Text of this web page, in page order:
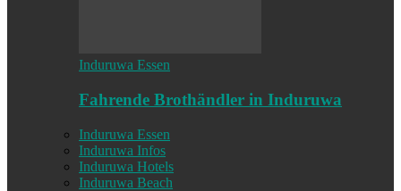
Induruwa Essen
Fahrende Brothändler in Induruwa
Induruwa Essen
Induruwa Infos
Induruwa Hotels
Induruwa Beach